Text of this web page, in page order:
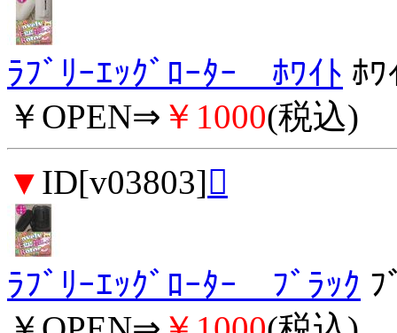
ﾗﾌﾞﾘｰｴｯｸﾞﾛｰﾀｰ ﾎﾜｲﾄ ﾎﾜ
￥OPEN⇒ ￥1000(税込)
▼ ID[v03803]
ﾗﾌﾞﾘｰｴｯｸﾞﾛｰﾀｰ ﾌﾞﾗｯｸ ﾌ